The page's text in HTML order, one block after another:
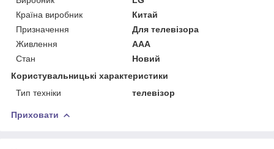
Країна виробник
Китай
Призначення
Для телевізора
Живлення
AAA
Стан
Новий
Користувальницькі характеристики
Тип техніки
телевізор
Приховати